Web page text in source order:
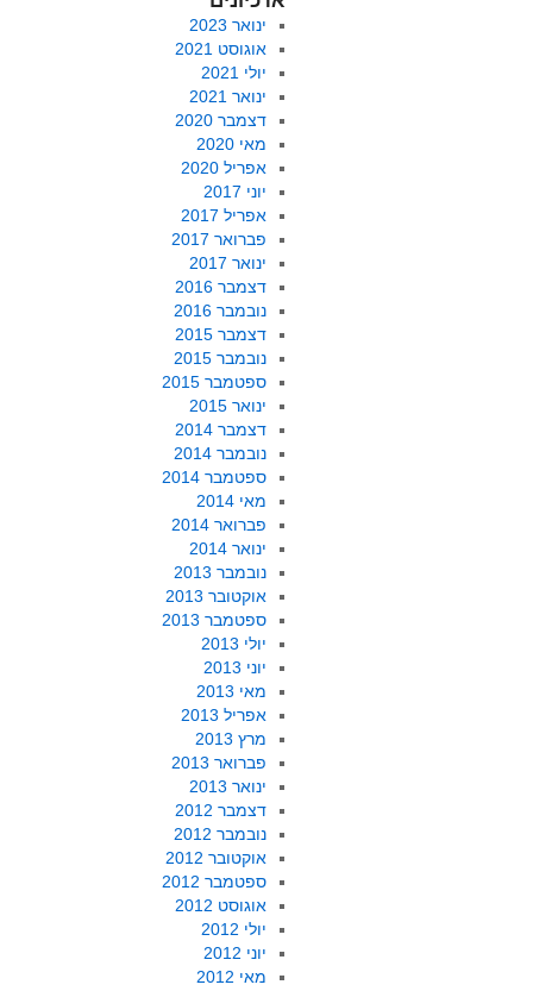
ינואר 2023
אוגוסט 2021
יולי 2021
ינואר 2021
דצמבר 2020
מאי 2020
אפריל 2020
יוני 2017
אפריל 2017
פברואר 2017
ינואר 2017
דצמבר 2016
נובמבר 2016
דצמבר 2015
נובמבר 2015
ספטמבר 2015
ינואר 2015
דצמבר 2014
נובמבר 2014
ספטמבר 2014
מאי 2014
פברואר 2014
ינואר 2014
נובמבר 2013
אוקטובר 2013
ספטמבר 2013
יולי 2013
יוני 2013
מאי 2013
אפריל 2013
מרץ 2013
פברואר 2013
ינואר 2013
דצמבר 2012
נובמבר 2012
אוקטובר 2012
ספטמבר 2012
אוגוסט 2012
יולי 2012
יוני 2012
מאי 2012